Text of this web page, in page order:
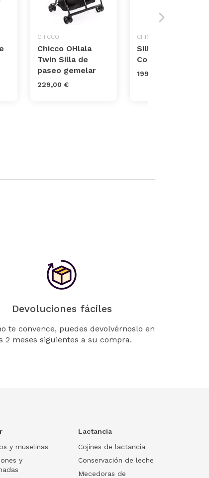
CHICCO
Chicco OHlala
Twin Silla de
paseo gemelar
229,00 €
CHICCO
Silla Paseo Goody
Cool
199,00 €
Devoluciones fáciles
te convence, puedes devolvérnoslo en
2 meses siguientes a su compra.
y muselinas
y
Lactancia
Cojines de lactancia
Conservación de leche
Mecedoras de